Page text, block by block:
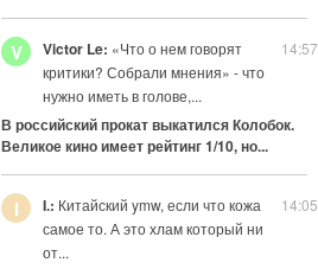
14:57
V Victor Le: «Что о нем говорят
критики? Собрали мнения» - что
нужно иметь в голове,...
В российский прокат выкатился Колобок.
Великое кино имеет рейтинг 1/10, но...
14:05
I I.: Китайский ymw, если что кожа
самое то. А это хлам который ни
от...